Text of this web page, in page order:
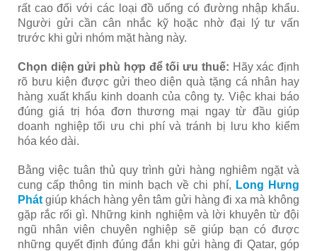
rất cao đối với các loại đồ uống có đường nhập khẩu.
Người gửi cần cân nhắc kỹ hoặc nhờ đại lý tư vấn
trước khi gửi nhóm mặt hàng này.
Chọn diện gửi phù hợp để tối ưu thuế: Hãy xác định
rõ bưu kiện được gửi theo diện quà tặng cá nhân hay
hàng xuất khẩu kinh doanh của công ty. Việc khai báo
đúng giá trị hóa đơn thương mại ngay từ đầu giúp
doanh nghiệp tối ưu chi phí và tránh bị lưu kho kiểm
hóa kéo dài.
Bằng việc tuân thủ quy trình gửi hàng nghiêm ngặt và
cung cấp thông tin minh bạch về chi phí, Long Hưng
Phát giúp khách hàng yên tâm gửi hàng đi xa mà không
gặp rắc rối gì. Những kinh nghiệm và lời khuyên từ đội
ngũ nhân viên chuyên nghiệp sẽ giúp bạn có được
những quyết định đúng đắn khi gửi hàng đi Qatar, góp